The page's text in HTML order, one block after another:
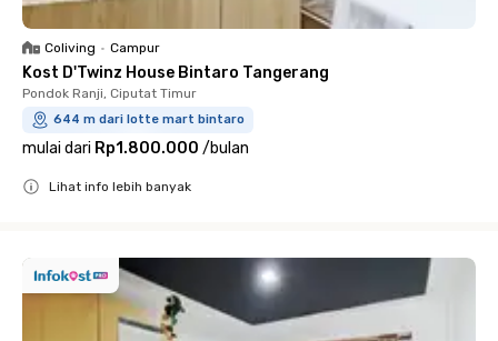
Coliving • Campur
Kost D'Twinz House Bintaro Tangerang
Pondok Ranji, Ciputat Timur
644 m dari lotte mart bintaro
mulai dari Rp1.800.000 /bulan
Lihat info lebih banyak